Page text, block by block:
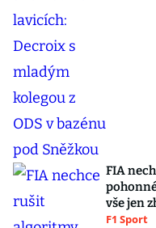
FIA
vše jen
F1 Sport